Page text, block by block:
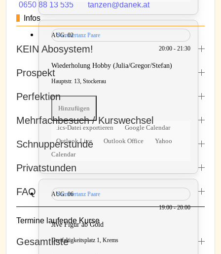
Sommertanz Paare
AUG.02
20:00 - 21:30
Wiederholung Hobby (Julia/Gregor/Stefan)
Hauptstr. 13, Stockerau
Hinzufügen
.ics-Datei exportieren
Google Calendar
Outlook Live
Outlook Office
Yahoo
Calendar
Sommertanz Paare
AUG.06
19:00 - 20:00
Jive Figur ab Gold
Dreifaltigkeitsplatz 1, Krems
0650 88 13 535
tanzen@danek.at
Infos
KEIN Abosystem!
Prospekt
Perfektion
Mehrfachbesuch / Kurswechsel
Schnupperstunde
Privatstunden
FAQ
Termine laufende Kurse
Gesamtliste